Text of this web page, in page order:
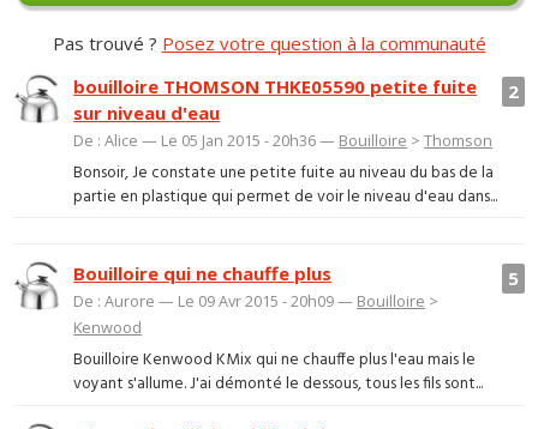
Pas trouvé ? Posez votre question à la communauté
2
bouilloire THOMSON THKE05590 petite fuite
sur niveau d'eau
De : Alice — Le 05 Jan 2015 - 20h36 — Bouilloire >Thomson
Bonsoir, Je constate une petite fuite au niveau du bas de la
partie en plastique qui permet de voir le niveau d'eau dans...
5
Bouilloire qui ne chauffe plus
De : Aurore — Le 09 Avr 2015 - 20h09 — Bouilloire >
Kenwood
Bouilloire Kenwood KMix qui ne chauffe plus l'eau mais le
voyant s'allume. J'ai démonté le dessous, tous les fils sont...